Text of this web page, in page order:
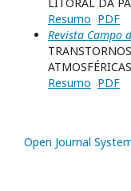
Resumo PDF
Revista Campo
Resumo PDF
Open Journal